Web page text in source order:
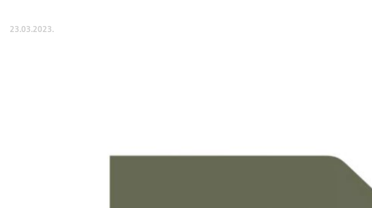
23.03.2023.